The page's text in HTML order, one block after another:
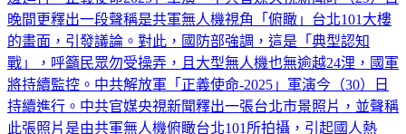
晚間更釋出一段聲稱是共軍無人機視角「俯瞰」台北101大樓
的畫面，引發議論。對此，國防部強調，這是「典型認知
戰」，呼籲民眾勿受操弄，且大型無人機也無逾越24浬，國軍
將持續監控。中共解放軍「正義使命-2025」軍演今（30）日
持續進行。中共官媒央視新聞釋出一張台北市景照片，並聲稱
此張照片是由共軍無人機俯瞰台北101所拍攝，引起國人熱